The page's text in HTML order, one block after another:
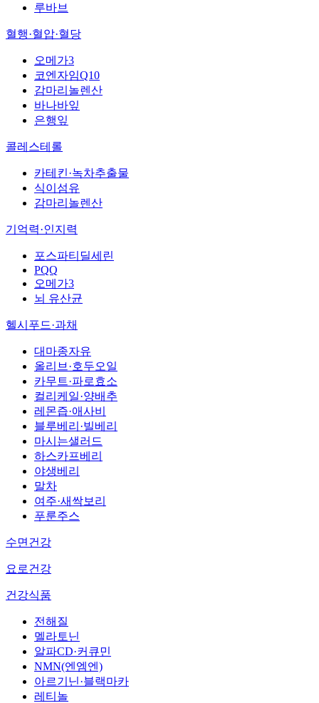
루바브
혈행·혈압·혈당
오메가3
코엔자임Q10
감마리놀렌산
바나바잎
은행잎
콜레스테롤
카테킨·녹차추출물
식이섬유
감마리놀렌산
기억력·인지력
포스파티딜세린
PQQ
오메가3
뇌 유산균
헬시푸드·과채
대마종자유
올리브·호두오일
카무트·파로효소
컬리케일·양배추
레몬즙·애사비
블루베리·빌베리
마시는샐러드
하스카프베리
야생베리
말차
여주·새싹보리
푸룬주스
수면건강
요로건강
건강식품
전해질
멜라토닌
알파CD·커큐민
NMN(엔엠엔)
아르기닌·블랙마카
레티놀